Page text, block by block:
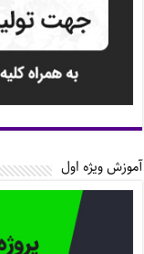
آموزش ویژه اول